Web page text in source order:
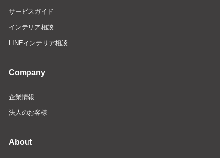
サービスガイド
インテリア相談
LINEインテリア相談
Company
企業情報
法人のお客様
About